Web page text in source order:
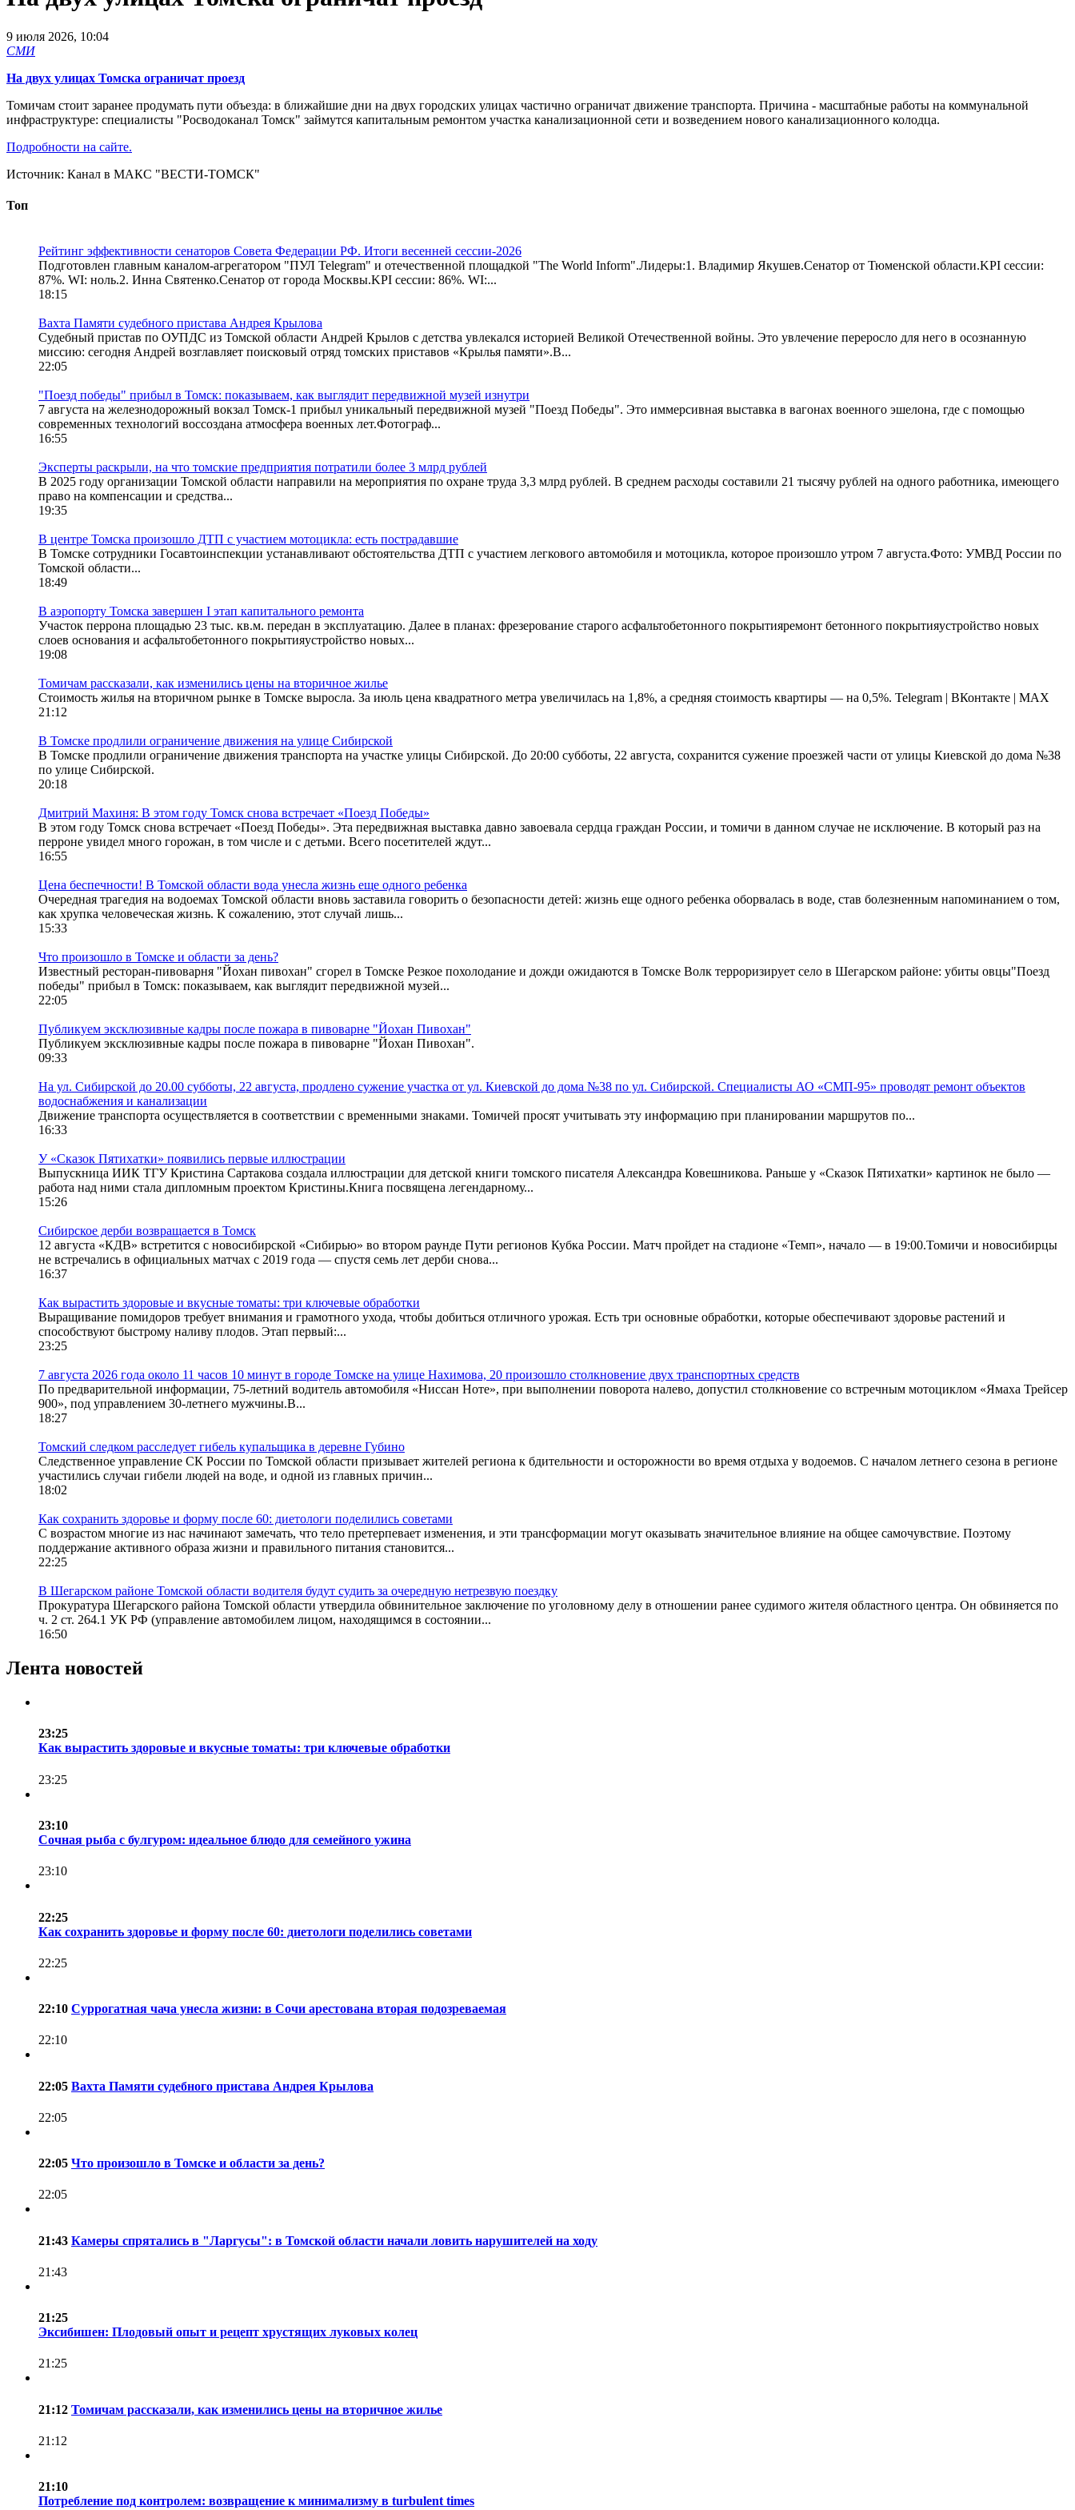
9 июля 2026, 10:04
СМИ
На двух улицах Томска ограничат проезд
Томичам стоит заранее продумать пути объезда: в ближайшие дни на двух городских улицах частично ограничат движение транспорта. Причина - масштабные работы на коммунальной
инфраструктуре: специалисты "Росводоканал Томск" займутся капитальным ремонтом участка канализационной сети и возведением нового канализационного колодца.
Подробности на сайте.
Источник: Канал в МАКС "ВЕСТИ-ТОМСК"
Топ
Рейтинг эффективности сенаторов Совета Федерации РФ. Итоги весенней сессии-2026
Подготовлен главным каналом-агрегатором "ПУЛ Telegram" и отечественной площадкой "The World Inform".Лидеры:1. Владимир Якушев.Сенатор от Тюменской области.KPI сессии:
87%. WI: ноль.2. Инна Святенко.Сенатор от города Москвы.KPI сессии: 86%. WI:...
18:15
Вахта Памяти судебного пристава Андрея Крылова
Судебный пристав по ОУПДС из Томской области Андрей Крылов с детства увлекался историей Великой Отечественной войны. Это увлечение переросло для него в осознанную
миссию: сегодня Андрей возглавляет поисковый отряд томских приставов «Крылья памяти».В...
22:05
"Поезд победы" прибыл в Томск: показываем, как выглядит передвижной музей изнутри
7 августа на железнодорожный вокзал Томск-1 прибыл уникальный передвижной музей "Поезд Победы". Это иммерсивная выставка в вагонах военного эшелона, где с помощью
современных технологий воссоздана атмосфера военных лет.Фотограф...
16:55
Эксперты раскрыли, на что томские предприятия потратили более 3 млрд рублей
В 2025 году организации Томской области направили на мероприятия по охране труда 3,3 млрд рублей. В среднем расходы составили 21 тысячу рублей на одного работника, имеющего
право на компенсации и средства...
19:35
В центре Томска произошло ДТП с участием мотоцикла: есть пострадавшие
В Томске сотрудники Госавтоинспекции устанавливают обстоятельства ДТП с участием легкового автомобиля и мотоцикла, которое произошло утром 7 августа.Фото: УМВД России по
Томской области...
18:49
В аэропорту Томска завершен I этап капитального ремонта
Участок перрона площадью 23 тыс. кв.м. передан в эксплуатацию. Далее в планах: фрезерование старого асфальтобетонного покрытияремонт бетонного покрытияустройство новых
слоев основания и асфальтобетонного покрытияустройство новых...
19:08
Томичам рассказали, как изменились цены на вторичное жилье
Стоимость жилья на вторичном рынке в Томске выросла. За июль цена квадратного метра увеличилась на 1,8%, а средняя стоимость квартиры — на 0,5%. Telegram | ВКонтакте | МАХ
21:12
В Томске продлили ограничение движения на улице Сибирской
В Томске продлили ограничение движения транспорта на участке улицы Сибирской. До 20:00 субботы, 22 августа, сохранится сужение проезжей части от улицы Киевской до дома №38
по улице Сибирской.
20:18
Дмитрий Махиня: В этом году Томск снова встречает «Поезд Победы»
В этом году Томск снова встречает «Поезд Победы». Эта передвижная выставка давно завоевала сердца граждан России, и томичи в данном случае не исключение. В который раз на
перроне увидел много горожан, в том числе и с детьми. Всего посетителей ждут...
16:55
Цена беспечности! В Томской области вода унесла жизнь еще одного ребенка
Очередная трагедия на водоемах Томской области вновь заставила говорить о безопасности детей: жизнь еще одного ребенка оборвалась в воде, став болезненным напоминанием о том,
как хрупка человеческая жизнь. К сожалению, этот случай лишь...
15:33
Что произошло в Томске и области за день?
Известный ресторан-пивоварня "Йохан пивохан" сгорел в Томске Резкое похолодание и дожди ожидаются в Томске Волк терроризирует село в Шегарском районе: убиты овцы"Поезд
победы" прибыл в Томск: показываем, как выглядит передвижной музей...
22:05
Публикуем эксклюзивные кадры после пожара в пивоварне "Йохан Пивохан"
Публикуем эксклюзивные кадры после пожара в пивоварне "Йохан Пивохан".
09:33
На ул. Сибирской до 20.00 субботы, 22 августа, продлено сужение участка от ул. Киевской до дома №38 по ул. Сибирской. Специалисты АО «СМП-95» проводят ремонт объектов
водоснабжения и канализации
Движение транспорта осуществляется в соответствии с временными знаками. Томичей просят учитывать эту информацию при планировании маршрутов по...
16:33
У «Сказок Пятихатки» появились первые иллюстрации
Выпускница ИИК ТГУ Кристина Сартакова создала иллюстрации для детской книги томского писателя Александра Ковешникова. Раньше у «Сказок Пятихатки» картинок не было —
работа над ними стала дипломным проектом Кристины.Книга посвящена легендарному...
15:26
Сибирское дерби возвращается в Томск
12 августа «КДВ» встретится с новосибирской «Сибирью» во втором раунде Пути регионов Кубка России. Матч пройдет на стадионе «Темп», начало — в 19:00.Томичи и новосибирцы
не встречались в официальных матчах с 2019 года — спустя семь лет дерби снова...
16:37
Как вырастить здоровые и вкусные томаты: три ключевые обработки
Выращивание помидоров требует внимания и грамотного ухода, чтобы добиться отличного урожая. Есть три основные обработки, которые обеспечивают здоровье растений и
способствуют быстрому наливу плодов. Этап первый:...
23:25
7 августа 2026 года около 11 часов 10 минут в городе Томске на улице Нахимова, 20 произошло столкновение двух транспортных средств
По предварительной информации, 75-летний водитель автомобиля «Ниссан Ноте», при выполнении поворота налево, допустил столкновение со встречным мотоциклом «Ямаха Трейсер
900», под управлением 30-летнего мужчины.В...
18:27
Томский следком расследует гибель купальщика в деревне Губино
Следственное управление СК России по Томской области призывает жителей региона к бдительности и осторожности во время отдыха у водоемов. С началом летнего сезона в регионе
участились случаи гибели людей на воде, и одной из главных причин...
18:02
Как сохранить здоровье и форму после 60: диетологи поделились советами
С возрастом многие из нас начинают замечать, что тело претерпевает изменения, и эти трансформации могут оказывать значительное влияние на общее самочувствие. Поэтому
поддержание активного образа жизни и правильного питания становится...
22:25
В Шегарском районе Томской области водителя будут судить за очередную нетрезвую поездку
Прокуратура Шегарского района Томской области утвердила обвинительное заключение по уголовному делу в отношении ранее судимого жителя областного центра. Он обвиняется по
ч. 2 ст. 264.1 УК РФ (управление автомобилем лицом, находящимся в состоянии...
16:50
Лента новостей
23:25
Как вырастить здоровые и вкусные томаты: три ключевые обработки
23:25
23:10
Сочная рыба с булгуром: идеальное блюдо для семейного ужина
23:10
22:25
Как сохранить здоровье и форму после 60: диетологи поделились советами
22:25
22:10 Суррогатная чача унесла жизни: в Сочи арестована вторая подозреваемая
22:10
22:05 Вахта Памяти судебного пристава Андрея Крылова
22:05
22:05 Что произошло в Томске и области за день?
22:05
21:43 Камеры спрятались в "Ларгусы": в Томской области начали ловить нарушителей на ходу
21:43
21:25
Эксибишен: Плодовый опыт и рецепт хрустящих луковых колец
21:25
21:12 Томичам рассказали, как изменились цены на вторичное жилье
21:12
21:10
Потребление под контролем: возвращение к минимализму в turbulent times